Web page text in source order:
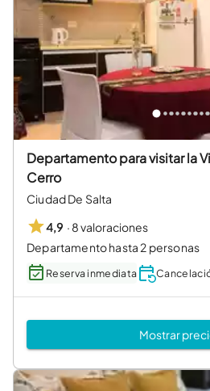
Departamento para visitar la
Cerro
Ciudad De Salta
4,9 · 8 valoraciones
Departamento hasta 2 personas
Reserva inmediata
Mostrar